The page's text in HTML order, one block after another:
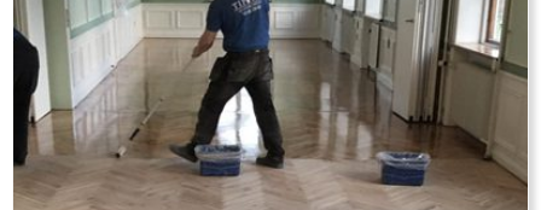
Flader + forkanter